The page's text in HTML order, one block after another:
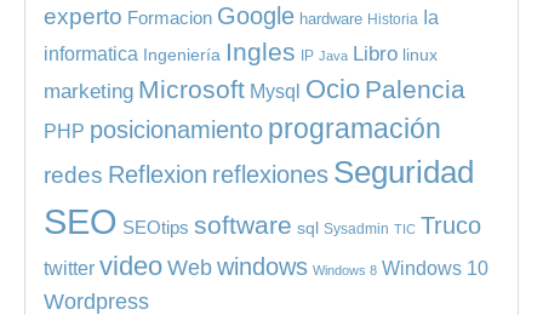
experto Formacion Google hardware Historia Ia
informatica Ingeniería Ingles IP Java Libro linux
marketing Microsoft Mysql Ocio Palencia
PHP posicionamiento programación
redes Reflexion reflexiones Seguridad
SEO SEOtips software sql Sysadmin TIC Truco
twitter video Web windows Windows 8 Windows 10
Wordpress